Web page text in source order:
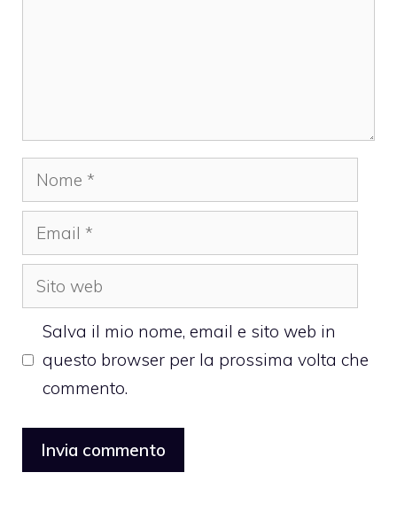
Nome
Email
Sito
web
Salva il mio nome, email e sito web in
questo browser per la prossima volta che
commento.